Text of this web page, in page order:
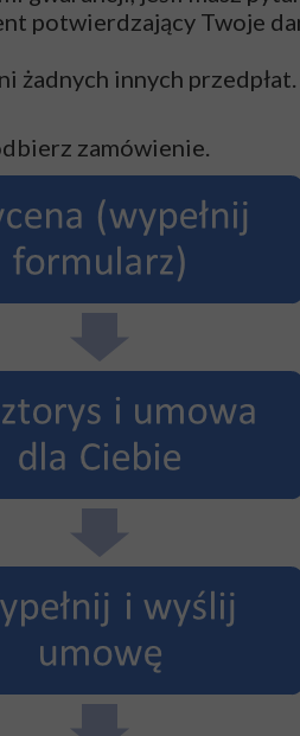
potwierdzający Twoje
żadnych innych
zamówienie.